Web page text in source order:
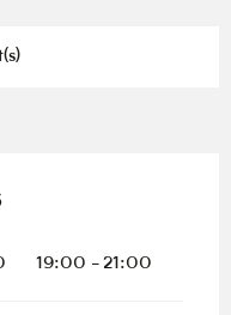
2026
19:00 - 21:00